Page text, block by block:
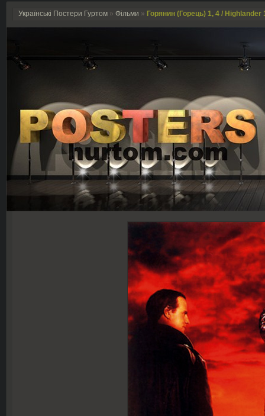
Українські Постери Гуртом » Фільми » Горянин (Горець) 1, 4 / Highlander